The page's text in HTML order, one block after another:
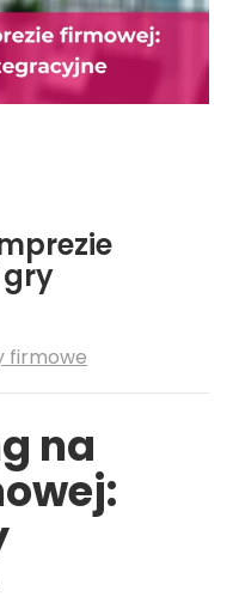
gry
firmowe
na